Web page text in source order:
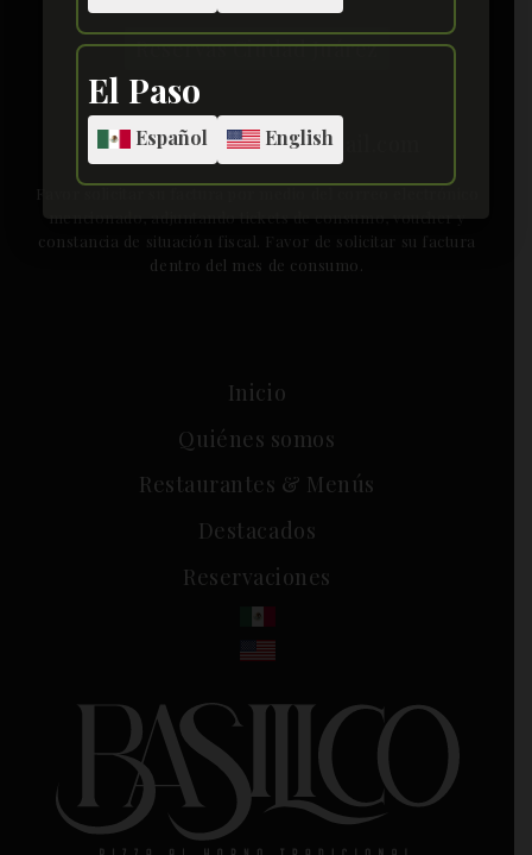
Inicio
Quiénes somos
Restaurantes & Menús
Destacados
Reservaciones
Reservas Ciudad Juárez
facturacionbasilico@gmail.com
Favor solicitar su factura por medio del correo electrónico
mencionado, adjuntando tickets de consumo, voucher y
constancia de situación fiscal. Favor de solicitar su factura
dentro del mes de consumo.
El Paso
Español English